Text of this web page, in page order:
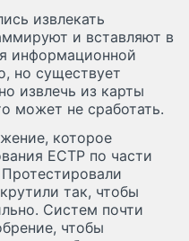
извлекать
и вставляют в
информационной
но существует
извлечь из карты
может не сработать.
которое
ЕСТР по части
так, чтобы
Систем почти
чтобы